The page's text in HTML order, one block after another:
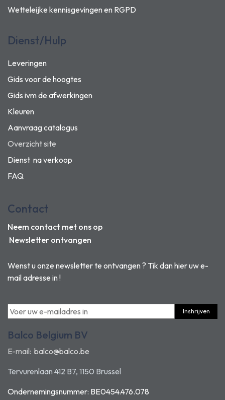
Wetteleijke kennisgevingen en RGPD
Dienst/Hulp
Leveringen
Gids voor de hoogtes
Gids ivm de afwerkingen
Kleuren
Aanvraag catalogus
Overzicht site
Dienst na verkoop
FAQ
Wenst u onze newsletter te ontvangen ? Tik dan hier uw e-
mail adresse in !
Inshrijven
Balco Belgium BV
E-mail: balco@balco.be
Tervurenlaan 412 B7, 1150 Brussel
Ondernemingsnummer: BE0454.476.078
Contact
Neem contact met ons op
Newsletter ontvangen